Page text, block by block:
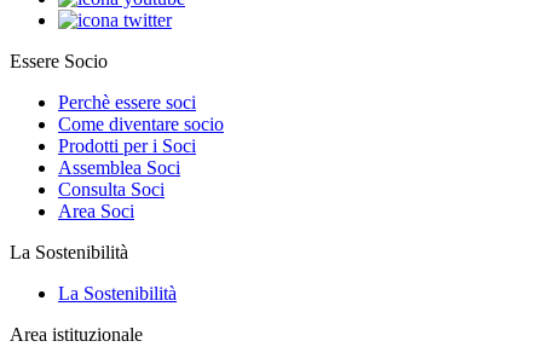
Essere Socio
Perchè essere soci
Come diventare socio
Prodotti per i Soci
Assemblea Soci
Consulta Soci
Area Soci
La Sostenibilità
La Sostenibilità
Area istituzionale